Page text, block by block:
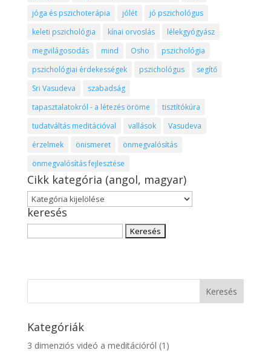
jóga és pszichoterápia
jólét
jó pszichológus
keleti pszichológia
kínai orvoslás
lélekgyógyász
megvilágosodás
mind Osho
pszichológia
pszichológiai érdekességek
pszichológus
segítő
Sri Vasudeva
szabadság
tapasztalatokról - a létezés öröme
tisztítókúra
tudatváltás meditációval
vallások
Vasudeva
érzelmek
önismeret
önmegvalósítás
önmegvalósítás fejlesztése
Cikk kategória (angol, magyar)
Cikk
kategória
(angol,
magyar)
keresés
Kategóriák
3 dimenziós videó a meditációról (1)